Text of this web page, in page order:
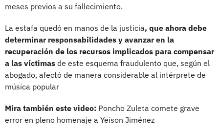
meses previos a su fallecimiento.
La estafa quedó en manos de la justicia, que ahora debe
determinar responsabilidades y avanzar en la
recuperación de los recursos implicados para compensar
a las víctimas de este esquema fraudulento que, según el
abogado, afectó de manera considerable al intérprete de
música popular
Mira también este video: Poncho Zuleta comete grave
error en pleno homenaje a Yeison Jiménez